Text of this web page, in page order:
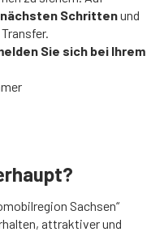
nächsten Schrittenund
Sie sich bei Ihrem
Sachsen“
attraktiver und